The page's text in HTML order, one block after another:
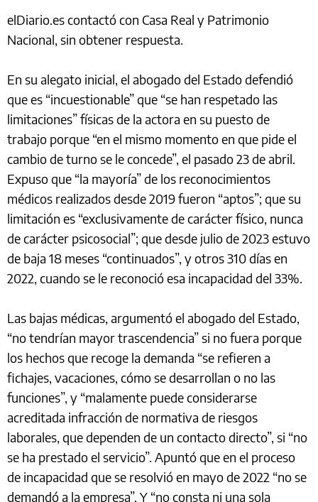
elDiario.es contactó con Casa Real y Patrimonio
Nacional, sin obtener respuesta.
En su alegato inicial, el abogado del Estado defendió
que es “incuestionable” que “se han respetado las
limitaciones” físicas de la actora en su puesto de
trabajo porque “en el mismo momento en que pide el
cambio de turno se le concede”, el pasado 23 de abril.
Expuso que “la mayoría” de los reconocimientos
médicos realizados desde 2019 fueron “aptos”; que su
limitación es “exclusivamente de carácter físico, nunca
de carácter psicosocial”; que desde julio de 2023 estuvo
de baja 18 meses “continuados”, y otros 310 días en
2022, cuando se le reconoció esa incapacidad del 33%.
Las bajas médicas, argumentó el abogado del Estado,
“no tendrían mayor trascendencia” si no fuera porque
los hechos que recoge la demanda “se refieren a
fichajes, vacaciones, cómo se desarrollan o no las
funciones”, y “malamente puede considerarse
acreditada infracción de normativa de riesgos
laborales, que dependen de un contacto directo”, si “no
se ha prestado el servicio”. Apuntó que en el proceso
de incapacidad que se resolvió en mayo de 2022 “no se
demandó a la empresa”. Y “no consta ni una sola